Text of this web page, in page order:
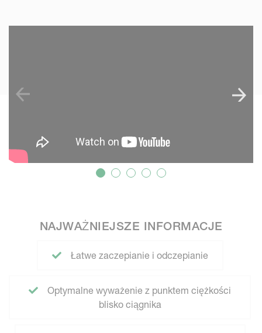
NAJWAŻNIEJSZE INFORMACJE
Łatwe zaczepianie i odczepianie
Optymalne wyważenie z punktem ciężkości
blisko ciągnika